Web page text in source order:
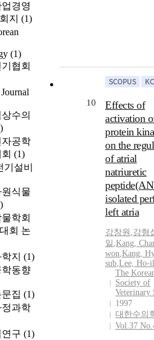
경영
지 (1)
(1)
협회
수의
공학
(1)
기설비
식물
학회
회 논
지 (1)
동향
집 (1)
과학
구 (1)
10
Effects of
activation
protein
on the
of atrial
natriuretic
isolated
left atria
강창원 ,강형
일 ,Kang,
won,Kang,
sub,Lee, Ho-il
The
Society of
Veterinary
1997
대한수의
Vol.37